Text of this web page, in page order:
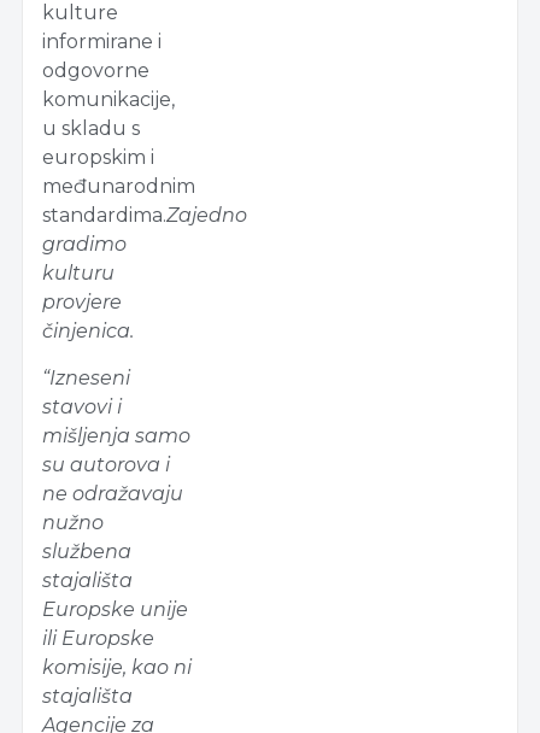
kulture
informirane i
odgovorne
komunikacije,
u skladu s
europskim i
međunarodnim
standardima.Zajedno
gradimo
kulturu
provjere
činjenica.
“Izneseni
stavovi i
mišljenja samo
su autorova i
ne odražavaju
nužno
službena
stajališta
Europske unije
ili Europske
komisije, kao ni
stajališta
Agencije za